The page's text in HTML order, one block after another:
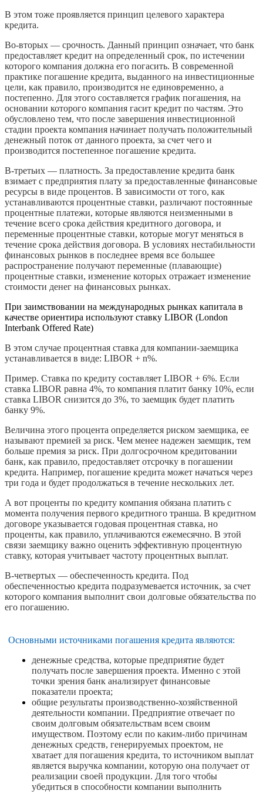
В этом тоже проявляется принцип целевого характера
кредита.
Во-вторых — срочность. Данный принцип означает, что банк
предоставляет кредит на определенный срок, по истечении
которого компания должна его погасить. В современной
практике погашение кредита, выданного на инвестиционные
цели, как правило, производится не единовременно, а
постепенно. Для этого составляется график погашения, на
основании которого компания гасит кредит по частям. Это
обусловлено тем, что после завершения инвестиционной
стадии проекта компания начинает получать положительный
денежный поток от данного проекта, за счет чего и
производится постепенное погашение кредита.
В-третьих — платность. За предоставление кредита банк
взимает с предприятия плату за предоставленные финансовые
ресурсы в виде процентов. В зависимости от того, как
устанавливаются процентные ставки, различают постоянные
процентные платежи, которые являются неизменными в
течение всего срока действия кредитного договора, и
переменные процентные ставки, которые могут меняться в
течение срока действия договора. В условиях нестабильности
финансовых рынков в последнее время все большее
распространение получают переменные (плавающие)
процентные ставки, изменение которых отражает изменение
стоимости денег на финансовых рынках.
При заимствовании на международных рынках капитала в
качестве ориентира используют ставку LIBOR (London
Interbank Offered Rate)
В этом случае процентная ставка для компании-заемщика
устанавливается в виде: LIBOR + n%.
Пример. Ставка по кредиту составляет LIBOR + 6%. Если
ставка LIBOR равна 4%, то компания платит банку 10%, если
ставка LIBOR снизится до 3%, то заемщик будет платить
банку 9%.
Величина этого процента определяется риском заемщика, ее
называют премией за риск. Чем менее надежен заемщик, тем
больше премия за риск. При долгосрочном кредитовании
банк, как правило, предоставляет отсрочку в погашении
кредита. Например, погашение кредита может начаться через
три года и будет продолжаться в течение нескольких лет.
А вот проценты по кредиту компания обязана платить с
момента получения первого кредитного транша. В кредитном
договоре указывается годовая процентная ставка, но
проценты, как правило, уплачиваются ежемесячно. В этой
связи заемщику важно оценить эффективную процентную
ставку, которая учитывает частоту процентных выплат.
В-четвертых — обеспеченность кредита. Под
обеспеченностью кредита подразумевается источник, за счет
которого компания выполнит свои долговые обязательства по
его погашению.
Основными источниками погашения кредита являются:
денежные средства, которые предприятие будет
получать после завершения проекта. Именно с этой
точки зрения банк анализирует финансовые
показатели проекта;
общие результаты производственно-хозяйственной
деятельности компании. Предприятие отвечает по
своим долговым обязательствам всем своим
имуществом. Поэтому если по каким-либо причинам
денежных средств, генерируемых проектом, не
хватает для погашения кредита, то источником выплат
является выручка компании, которую она получает от
реализации своей продукции. Для того чтобы
убедиться в способности компании выполнить